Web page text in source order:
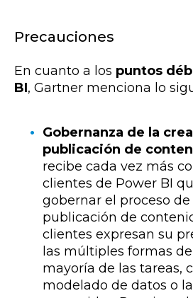
Precauciones
En cuanto a los puntos
BI, Gartner menciona lo
Gobernanza de la
publicación de
recibe cada vez más
clientes de Power BI
gobernar el proceso
publicación de
clientes expresan su
las múltiples formas
mayoría de las tareas,
modelado de datos o